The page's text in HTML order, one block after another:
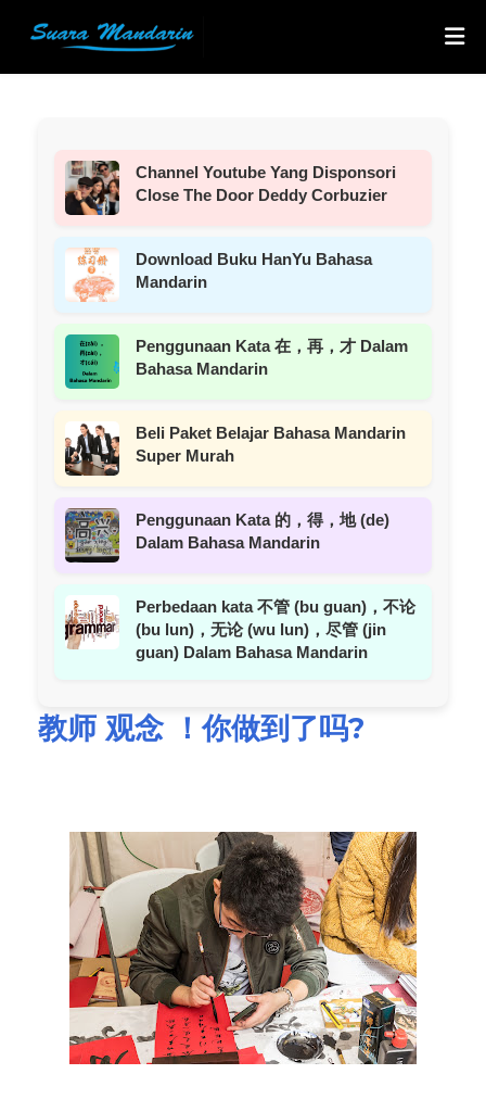
Channel Youtube Yang Disponsori
Close The Door Deddy Corbuzier
Download Buku HanYu Bahasa
Mandarin
Penggunaan Kata 在，再，才 Dalam
Bahasa Mandarin
Beli Paket Belajar Bahasa Mandarin
Super Murah
Penggunaan Kata 的，得，地 (de)
Dalam Bahasa Mandarin
Perbedaan kata 不管 (bu guan)，不论
(bu lun)，无论 (wu lun)，尽管 (jin
guan) Dalam Bahasa Mandarin
教师 观念 ！你做到了吗?